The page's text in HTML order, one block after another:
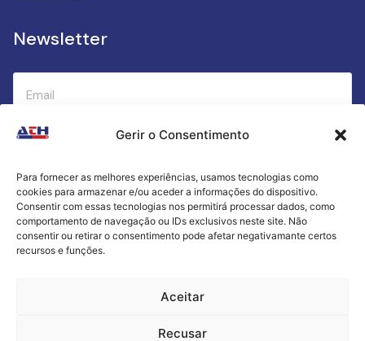
Gerir o Consentimento
Para fornecer as melhores experiências, usamos tecnologias como
cookies para armazenar e/ou aceder a informações do dispositivo.
Consentir com essas tecnologias nos permitirá processar dados, como
comportamento de navegação ou IDs exclusivos neste site. Não
consentir ou retirar o consentimento pode afetar negativamante certos
recursos e funções.
Aceitar
Recusar
Newsletter
Submeter
Criamos a cozinha perfeita para o seu sucesso
gastronómico!